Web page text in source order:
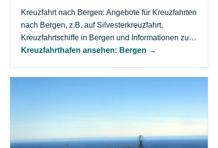
Kreuzfahrt nach Bergen: Angebote für Kreuzfahrten
nach Bergen, z.B. auf Silvesterkreuzfahrt,
Kreuzfahrtschiffe in Bergen und Informationen zu…
Kreuzfahrthafen ansehen: Bergen →